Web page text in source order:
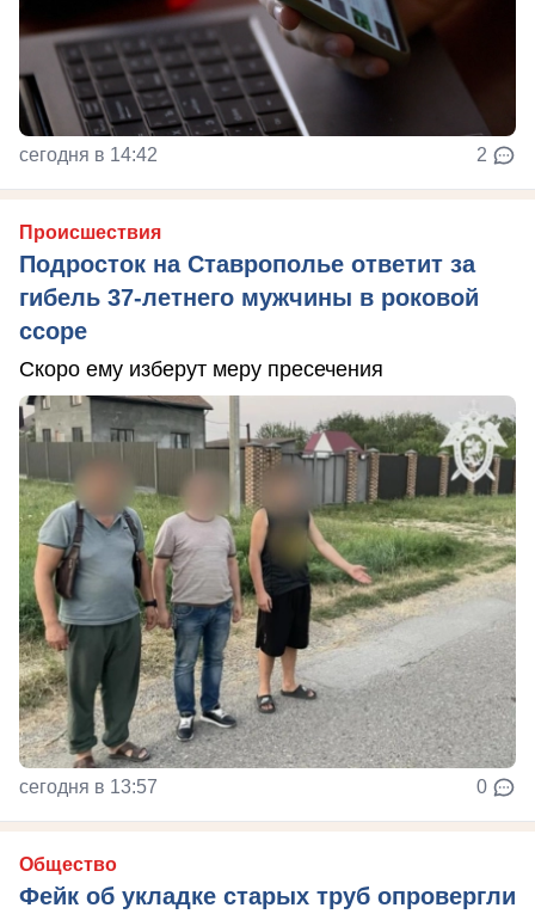
сегодня в 14:42 2
Происшествия
Подросток на Ставрополье ответит за
гибель 37-летнего мужчины в роковой
ссоре
Скоро ему изберут меру пресечения
сегодня в 13:57 0
Общество
Фейк об укладке старых труб опровергли